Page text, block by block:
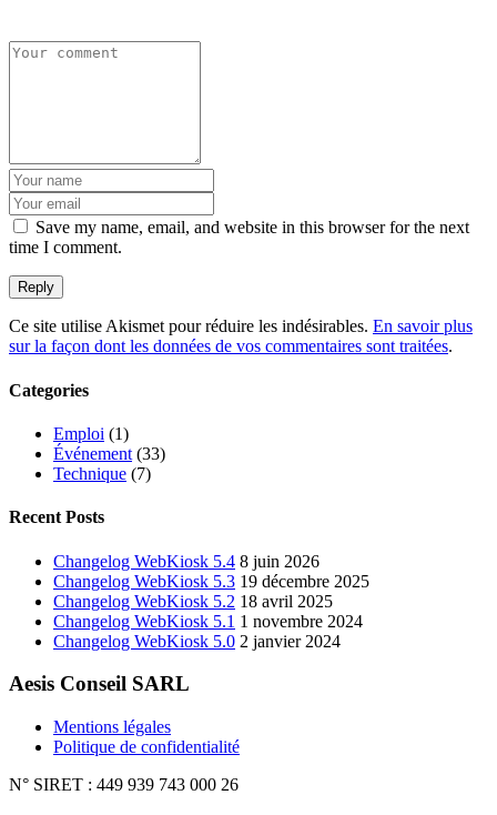
Save my name, email, and website in this browser for the next
time I comment.
Ce site utilise Akismet pour réduire les indésirables. En savoir plus
sur la façon dont les données de vos commentaires sont traitées.
Categories
Emploi (1)
Événement (33)
Technique (7)
Recent Posts
Changelog WebKiosk 5.4 8 juin 2026
Changelog WebKiosk 5.3 19 décembre 2025
Changelog WebKiosk 5.2 18 avril 2025
Changelog WebKiosk 5.1 1 novembre 2024
Changelog WebKiosk 5.0 2 janvier 2024
Aesis Conseil SARL
Mentions légales
Politique de confidentialité
N° SIRET : 449 939 743 000 26